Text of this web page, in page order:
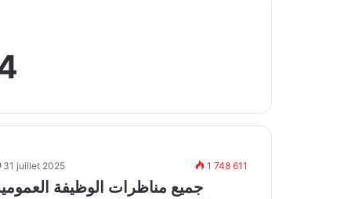
31 juillet 2025 1 748 611
جميع مناظرات الوظيفة